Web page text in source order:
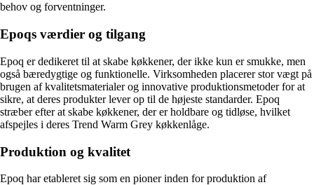
behov og forventninger.
Epoqs værdier og tilgang
Epoq er dedikeret til at skabe køkkener, der ikke kun er smukke, men
også bæredygtige og funktionelle. Virksomheden placerer stor vægt på
brugen af kvalitetsmaterialer og innovative produktionsmetoder for at
sikre, at deres produkter lever op til de højeste standarder. Epoq
stræber efter at skabe køkkener, der er holdbare og tidløse, hvilket
afspejles i deres Trend Warm Grey køkkenlåge.
Produktion og kvalitet
Epoq har etableret sig som en pioner inden for produktion af